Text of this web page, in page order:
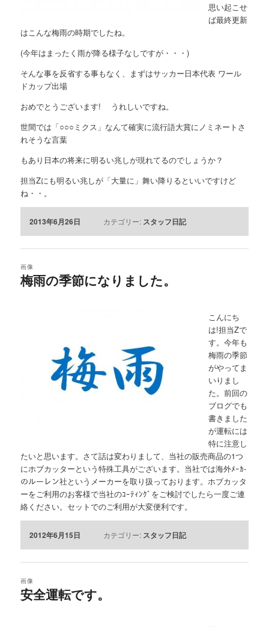
思い起こせ
ば最終更新
はこんな梅雨の時期でしたね。
(今年はまったく雨が降る様子なしですが・・・)
そんな事を反省する事もなく、まずはサッカー日本代表 ワール
ドカップ出場
おめでとうございます! うれしいですね。
世間では「○○○ミクス」なんて確実に流行語大賞にノミネートさ
れそうな言葉
もあり日本の将来に明るい兆しが現れてるのでしょうか？
担当Zにも明るい兆しが「大量に」舞い降りるといいですけど
ね・・。
2013年6月26日 カテゴリー: スタッフ日記
梅雨の季節になりました。
画像
こんにち
は!担当Zで
す。今年も
梅雨の季節
がやってま
いりまし
た。前回の
ブログでも
書きました
が運転には
特に注意し
たいと思います。さて話は変わりまして、当社の販売商品の1つ
にホブカッターという特殊工具がございます。当社では海外ﾒｰｶ-
のルーレン社というメーカーを取り扱っております。ホブカッタ
ーをご利用のお客様で当社のｺｰﾃｨﾝｸﾞをご検討でしたら一度ご連
絡ください。セットでのご利用が大変便利です。
2012年6月15日 カテゴリー: スタッフ日記
安全運転です。
画像